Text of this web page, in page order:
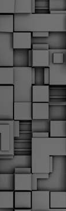
χρόνια! Και
ούτε
υπηρετούσαν το
του
είναι...
2
Δημοτική
Τον
κατά το δίμηνο
και την
FEB
18
ΣτΕ:
και 14ου